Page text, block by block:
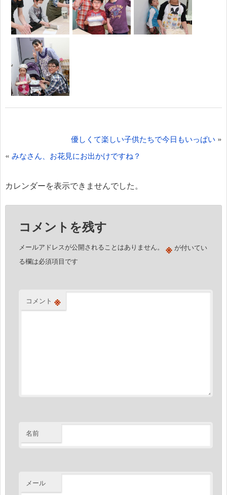
稿
ビ
優しくて楽しい子供たちで今日もいっぱい »
« みなさん、お花見にお出かけですね？
カレンダーを表示できませんでした。
コメントを残す
メールアドレスが公開されることはありません。 ※ が付いてい
る欄は必須項目です
コメント ※
名前
メール